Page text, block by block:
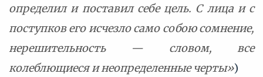
определил и поставил себе цель. С лица и с
поступков его исчезло само собою сомнение,
нерешительность — словом, все
колеблющиеся и неопределенные черты»)